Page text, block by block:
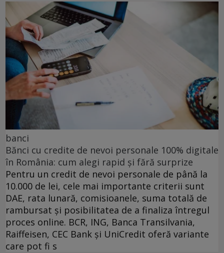
banci
Bănci cu credite de nevoi personale 100% digitale
în România: cum alegi rapid și fără surprize
Pentru un credit de nevoi personale de până la
10.000 de lei, cele mai importante criterii sunt
DAE, rata lunară, comisioanele, suma totală de
rambursat și posibilitatea de a finaliza întregul
proces online. BCR, ING, Banca Transilvania,
Raiffeisen, CEC Bank și UniCredit oferă variante
care pot fi s